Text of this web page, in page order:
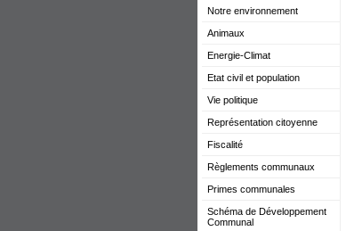
Notre environnement
Animaux
Energie-Climat
Etat civil et population
Vie politique
Représentation citoyenne
Fiscalité
Règlements communaux
Primes communales
Schéma de Développement
Communal